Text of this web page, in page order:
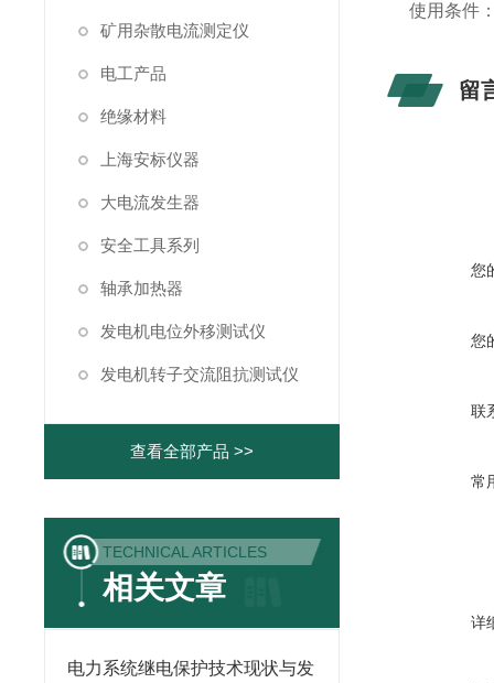
矿用杂散电流测定仪
电工产品
绝缘材料
上海安标仪器
大电流发生器
安全工具系列
轴承加热器
发电机电位外移测试仪
发电机转子交流阻抗测试仪
查看全部产品 >>
TECHNICAL ARTICLES
相关文章
电力系统继电保护技术现状与发
使用条件
留
您
您
联
常
详